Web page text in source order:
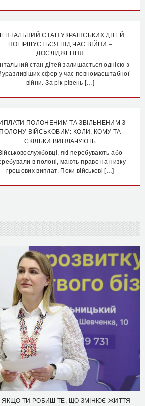
СТАН УКРАЇНСЬКИХ ДІТЕЙ
ПОГІРШУЄТЬСЯ ПІД ЧАС ВІЙНИ –
ДОСЛІДЖЕННЯ
стан дітей залишається однією з
сфер у час повномасштабної
війни. За рік рівень […]
ПОЛОНЕНИМ ТА ЗВІЛЬНЕНИМ З
ПОЛОНУ ВІЙСЬКОВИМ: КОЛИ, КОМУ ТА
СКІЛЬКИ ВИПЛАЧУЮТЬ
Військовослужбовці, які перебувають або
в полоні, мають право на низку
грошових виплат. Поки військові […]
ЯКЩО ТИ РОБИШ ТЕ, ЩО ЗМІНЮЄ ЖИТТЯ